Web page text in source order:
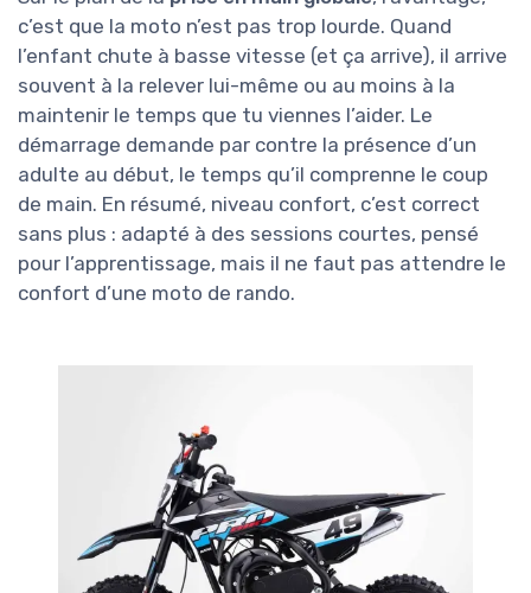
c’est que la moto n’est pas trop lourde. Quand
l’enfant chute à basse vitesse (et ça arrive), il arrive
souvent à la relever lui-même ou au moins à la
maintenir le temps que tu viennes l’aider. Le
démarrage demande par contre la présence d’un
adulte au début, le temps qu’il comprenne le coup
de main. En résumé, niveau confort, c’est correct
sans plus : adapté à des sessions courtes, pensé
pour l’apprentissage, mais il ne faut pas attendre le
confort d’une moto de rando.